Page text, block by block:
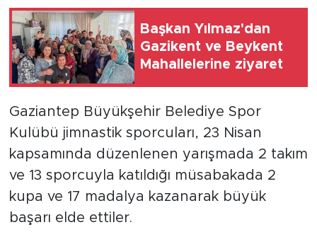
Başkan Yılmaz'dan
Gazikent ve Beykent
Mahallelerine ziyaret
Gaziantep Büyükşehir Belediye Spor
Kulübü jimnastik sporcuları, 23 Nisan
kapsamında düzenlenen yarışmada 2 takım
ve 13 sporcuyla katıldığı müsabakada 2
kupa ve 17 madalya kazanarak büyük
başarı elde ettiler.